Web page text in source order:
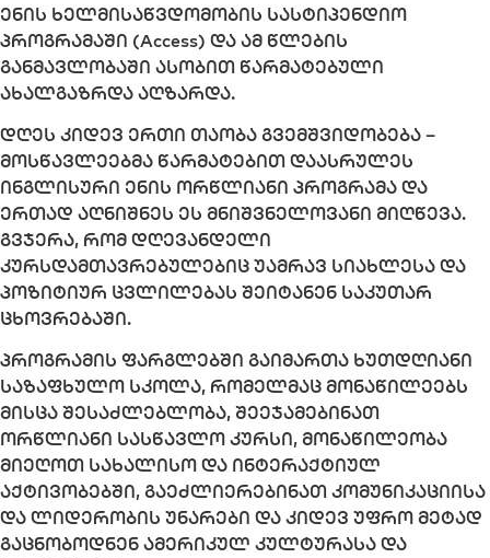
ენის ხელმისაწვდომობის სასტიპენდიო
პროგრამაში (Access) და ამ წლების
განმავლობაში ასობით წარმატებული
ახალგაზრდა აღზარდა.
დღეს კიდევ ერთი თაობა გვემშვიდობება –
მოსწავლეებმა წარმატებით დაასრულეს
ინგლისური ენის ორწლიანი პროგრამა და
ერთად აღნიშნეს ეს მნიშვნელოვანი მიღწევა.
გვჯერა, რომ დღევანდელი
კურსდამთავრებულებიც უამრავ სიახლესა და
პოზიტიურ ცვლილებას შეიტანენ საკუთარ
ცხოვრებაში.
პროგრამის ფარგლებში გაიმართა ხუთდღიანი
საზაფხულო სკოლა, რომელმაც მონაწილეებს
მისცა შესაძლებლობა, შეეჯამებინათ
ორწლიანი სასწავლო კურსი, მონაწილეობა
მიეღოთ სახალისო და ინტერაქტიულ
აქტივობებში, გაეძლიერებინათ კომუნიკაციისა
და ლიდერობის უნარები და კიდევ უფრო მეტად
გაცნობოდნენ ამერიკულ კულტურასა და